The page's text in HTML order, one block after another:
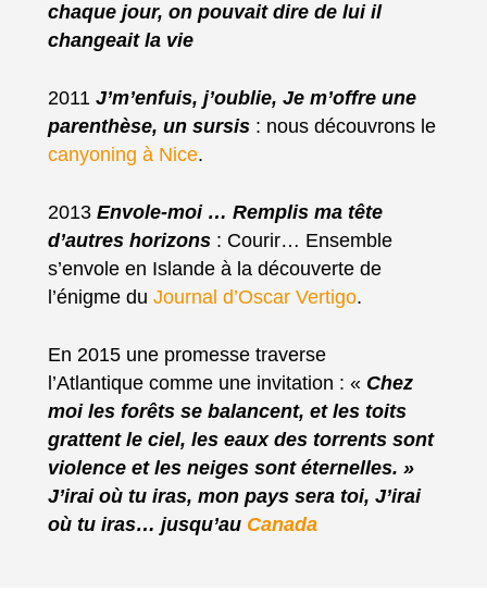
chaque jour, on pouvait dire de lui il
changeait la vie
2011 J’m’enfuis, j’oublie, Je m’offre une
parenthèse, un sursis: nous découvrons le
canyoning à Nice.
2013 Envole-moi … Remplis ma tête
d’autres horizons: Courir… Ensemble
s’envole en Islande à la découverte de
l’énigme du Journal d’Oscar Vertigo.
En 2015 une promesse traverse
l’Atlantique comme une invitation : « Chez
moi les forêts se balancent, et les toits
grattent le ciel, les eaux des torrents sont
violence et les neiges sont éternelles. »
J’irai où tu iras, mon pays sera toi, J’irai
où tu iras… jusqu’au Canada